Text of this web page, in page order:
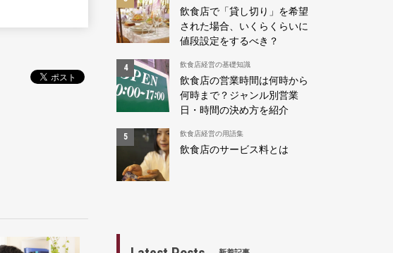
飲食店で「貸し切り」を希望
された場合、いくらくらいに
値段設定をするべき？
飲食店経営の基礎知識
飲食店の営業時間は何時から
何時まで？ジャンル別営業
日・時間の決め方を紹介
飲食店経営の用語集
飲食店のサービス料とは